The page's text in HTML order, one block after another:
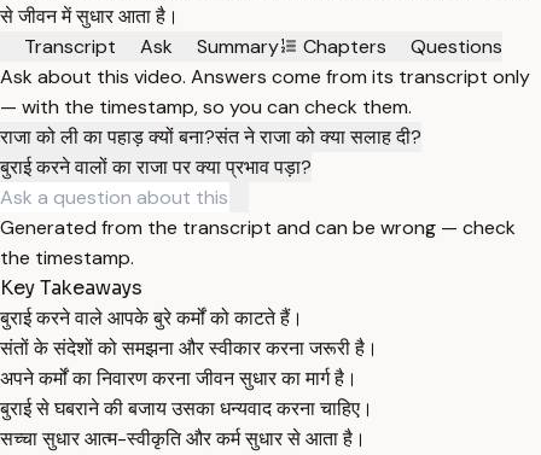
से जीवन में सुधार आता है।
Transcript
Ask Summary Chapters
Questions
Ask about this video. Answers come from its transcript only
— with the timestamp, so you can check them.
राजा को ली का पहाड़ क्यों बना?संत ने राजा को क्या सलाह दी?
बुराई करने वालों का राजा पर क्या प्रभाव पड़ा?
Generated from the transcript and can be wrong — check
the timestamp.
Key Takeaways
बुराई करने वाले आपके बुरे कर्मों को काटते हैं।
संतों के संदेशों को समझना और स्वीकार करना जरूरी है।
अपने कर्मों का निवारण करना जीवन सुधार का मार्ग है।
बुराई से घबराने की बजाय उसका धन्यवाद करना चाहिए।
सच्चा सुधार आत्म-स्वीकृति और कर्म सुधार से आता है।